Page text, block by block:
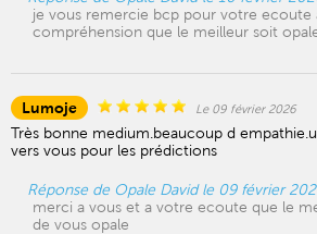
je vous remercie bcp pour votre ecoute
compréhension que le meilleur soit
Lumoje Le 09 février 2026
Très bonne medium.beaucoup d
vers vous pour les prédictions
Réponse de Opale David le 09 février
merci a vous et a votre ecoute que le
de vous opale